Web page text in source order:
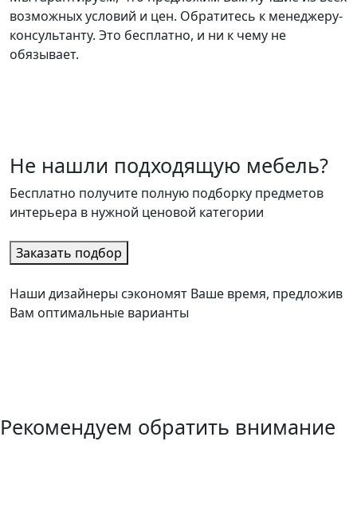
возможных условий и цен. Обратитесь к менеджеру-
консультанту. Это бесплатно, и ни к чему не
обязывает.
Не нашли подходящую мебель?
Бесплатно получите полную подборку предметов
интерьера в нужной ценовой категории
Заказать подбор
Наши дизайнеры сэкономят Ваше время, предложив
Вам оптимальные варианты
Рекомендуем обратить внимание